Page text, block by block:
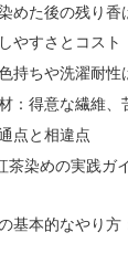
めた後の残り香
やすさとコスト
持ちや洗濯耐性
：得意な繊維、
点と相違点
茶染めの実践ガ
基本的なやり方